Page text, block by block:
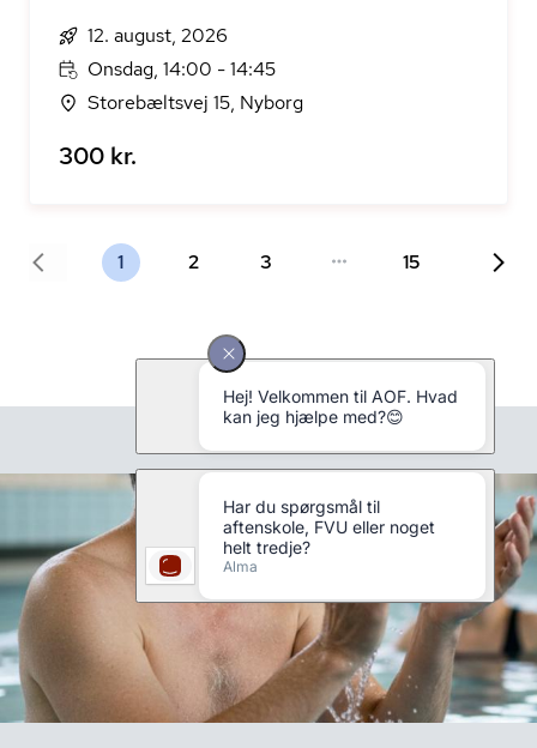
12. august, 2026
Onsdag, 14:00 - 14:45
Storebæltsvej 15, Nyborg
300 kr.
1 2 3 15